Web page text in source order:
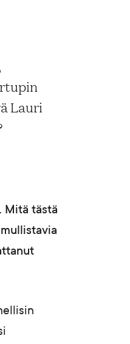
Lauri
Mitä tästä